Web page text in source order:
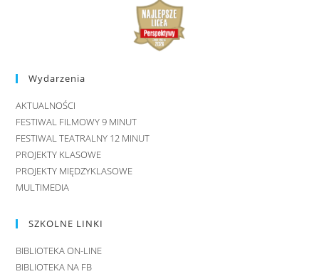
Wydarzenia
AKTUALNOŚCI
FESTIWAL FILMOWY 9 MINUT
FESTIWAL TEATRALNY 12 MINUT
PROJEKTY KLASOWE
PROJEKTY MIĘDZYKLASOWE
MULTIMEDIA
SZKOLNE LINKI
BIBLIOTEKA ON-LINE
BIBLIOTEKA NA FB